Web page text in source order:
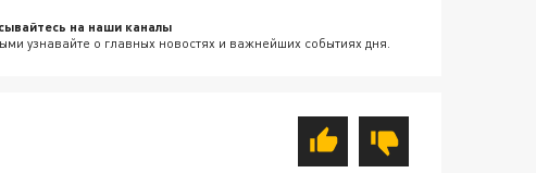
на наши каналы
узнавайте о главных новостях и важнейших событиях дня.